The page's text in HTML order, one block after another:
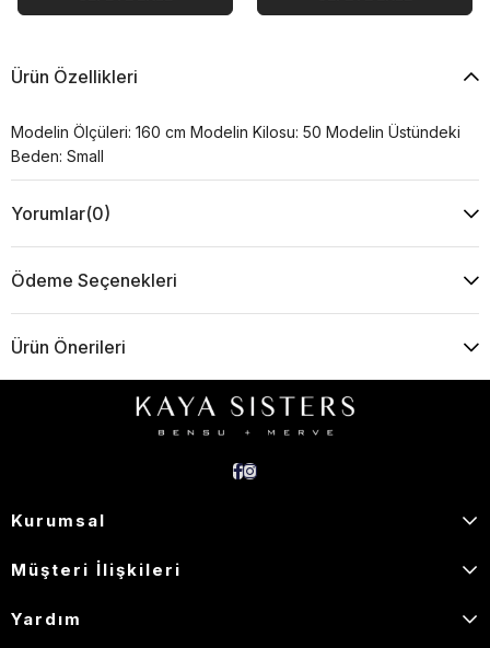
Ürün Özellikleri
Modelin Ölçüleri: 160 cm Modelin Kilosu: 50 Modelin Üstündeki
Beden: Small
Yorumlar(0)
Ödeme Seçenekleri
Ürün Önerileri
Kurumsal
Müşteri İlişkileri
Yardım